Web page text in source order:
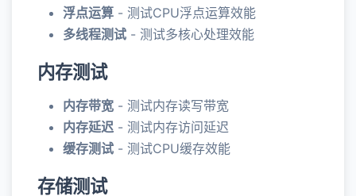
浮点运算 - 测试CPU浮点运算效能
多线程测试 - 测试多核心处理效能
内存测试
内存带宽 - 测试内存读写带宽
内存延迟 - 测试内存访问延迟
缓存测试 - 测试CPU缓存效能
存储测试